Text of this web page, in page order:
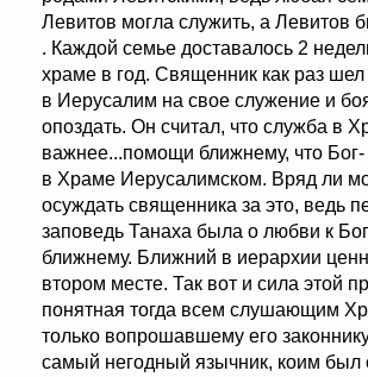
Левитов могла служить, а Левитов
. Каждой семье доставалось 2
храме в год. Священник как раз
в Иерусалим на свое служение и
опоздать. Он считал, что служба в
важнее...помощи ближнему, что Бог-
в Храме Иерусалимском. Вряд ли
осуждать священника за это, ведь
заповедь Танаха была о любви к
ближнему. Ближний в иерархии
втором месте. Так вот и сила этой
понятная тогда всем слушающим
только вопрошавшему его
самый негодный язычник, коим был